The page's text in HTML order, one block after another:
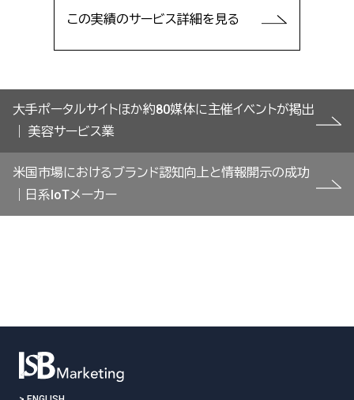
この実績のサービス詳細を見る
大手ポータルサイトほか約80媒体に主催イベントが掲出
｜ 美容サービス業
米国市場におけるブランド認知向上と情報開示の成功
｜日系IoTメーカー